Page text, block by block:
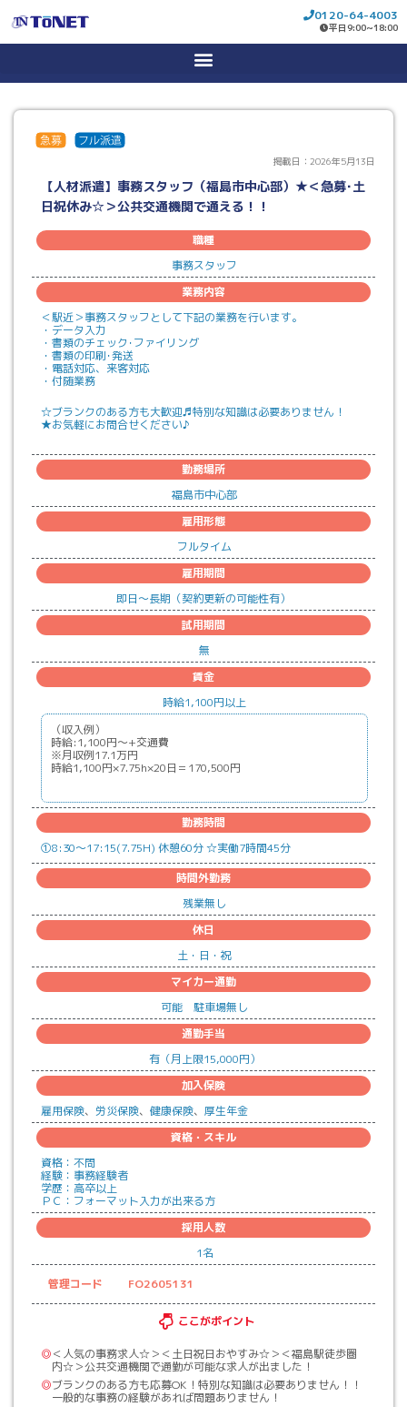
コ
ン
へ
0120-64-4003
平日9:00~18:00
掲載日：2026年5月13日
【人材派遣】事務スタッフ（福島市中心部）★＜急募･土
日祝休み☆＞公共交通機関で通える！！
職種
事務スタッフ
業務内容
＜駅近＞事務スタッフとして下記の業務を行います。
・データ入力
・書類のチェック･ファイリング
・書類の印刷･発送
・電話対応、来客対応
・付随業務
☆ブランクのある方も大歓迎♬特別な知識は必要ありません！
★お気軽にお問合せください♪
勤務場所
福島市中心部
雇用形態
フルタイム
雇用期間
即日〜長期（契約更新の可能性有）
試用期間
無
賃金
時給1,100円以上
（収入例）
時給:1,100円～+交通費
※月収例17.1万円
時給1,100円×7.75h×20日＝170,500円
勤務時間
①8:30～17:15(7.75H) 休憩60分☆実働7時間45分
時間外勤務
残業無し
休日
土・日・祝
マイカー通勤
可能 駐車場無し
通勤手当
有（月上限15,000円）
加入保険
雇用保険
労災保険 健康保険
厚生年金
資格・スキル
資格：不問
経験：事務経験者
学歴：高卒以上
ＰＣ：フォーマット入力が出来る方
採用人数
1名
管理コード
FO2605131
ここがポイント
◎＜人気の事務求人☆＞＜土日祝日おやすみ☆＞＜福島駅徒歩圏
内☆＞公共交通機関で通勤が可能な求人が出ました！
◎ブランクのある方も応募OK！特別な知識は必要ありません！！
一般的な事務の経験があれば問題ありません！